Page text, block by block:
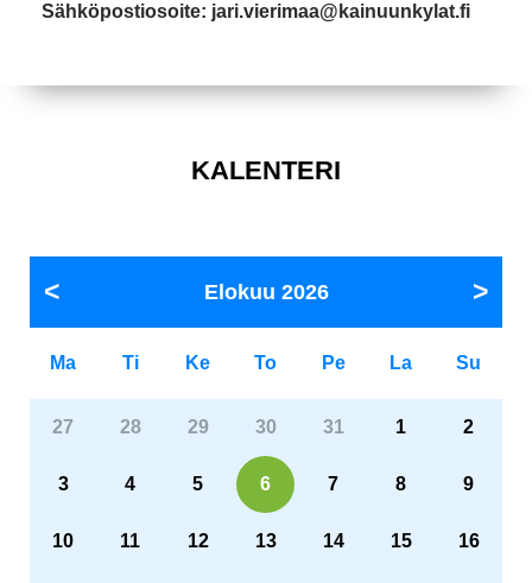
Sähköpostiosoite: jari.vierimaa@kainuunkylat.fi
KALENTERI
Elokuu 2026
Ma Ti Ke To Pe La Su
27 28 29 30 31 1 2
3 4 5 6 7 8 9
10 11 12 13 14 15 16